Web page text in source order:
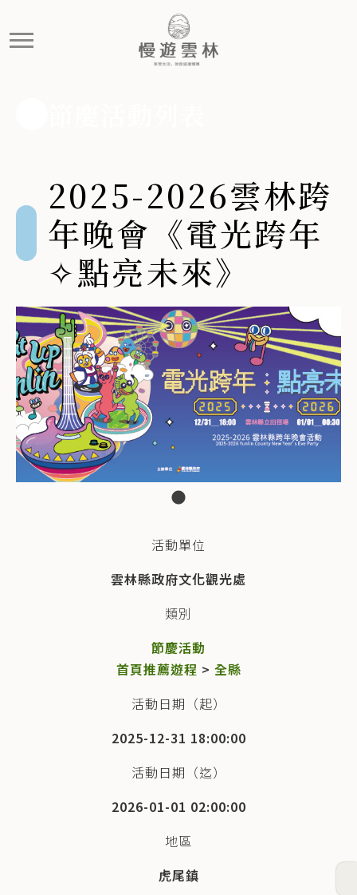
2025-2026雲林跨年晚會《
跨年晚會睽違12年.ᐟ.ᐟ 含金爆表卡司上場.ᐟ.ᐟ 首波卡司
2025-2026雲林跨
年晚會《電光跨年
✧點亮未來》
活動單位
雲林縣政府文化觀光處
類別
節慶活動
首頁推薦遊程 > 全縣
活動日期（起）
2025-12-31 18:00:00
活動日期（迄）
2026-01-01 02:00:00
地區
虎尾鎮